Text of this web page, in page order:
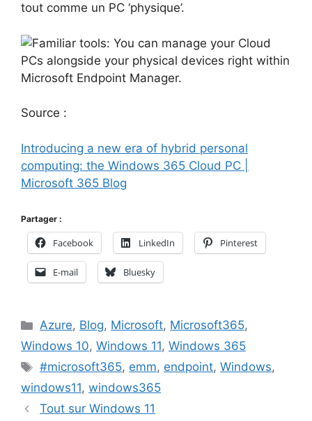
tout comme un PC ‘physique’.
Source :
Introducing a new era of hybrid personal
computing: the Windows 365 Cloud PC |
Microsoft 365 Blog
Partager :
Facebook LinkedIn Pinterest
E-mail Bluesky
Catégories
Azure, Blog, Microsoft, Microsoft365,
Windows 10, Windows 11, Windows 365
Étiquettes
#microsoft365, emm, endpoint,Windows,
windows11, windows365
Tout sur Windows 11